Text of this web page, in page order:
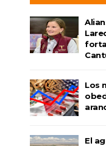
Los
El